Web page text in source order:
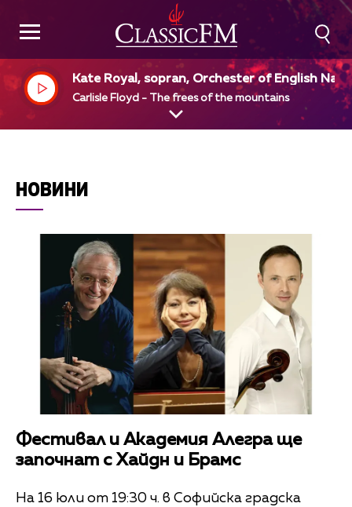
Kate Royal, sopran, Orchester of English
nal Opera, Edward Gardner, dir
Carlisle Floyd - The frees of the mountains
НОВИНИ
Фестивал и Академия Алегра ще
започнат с Хайдн и Брамс
На 16 юли от 19:30 ч. в Софийска градска